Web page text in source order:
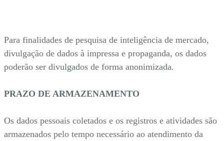
Para finalidades de pesquisa de inteligência de mercado,
divulgação de dados à impressa e propaganda, os dados
poderão ser divulgados de forma anonimizada.
PRAZO DE ARMAZENAMENTO
Os dados pessoais coletados e os registros e atividades são
armazenados pelo tempo necessário ao atendimento da